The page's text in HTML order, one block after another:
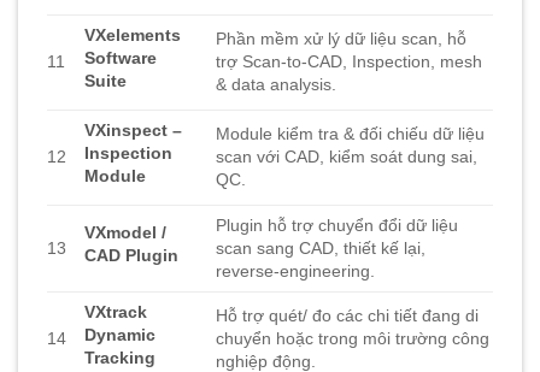
11
VXelements
Software
Suite
Phần mềm xử lý dữ liệu scan, hỗ
trợ Scan-to-CAD, Inspection, mesh
& data analysis.
12
VXinspect –
Inspection
Module
Module kiểm tra & đối chiếu dữ liệu
scan với CAD, kiểm soát dung sai,
QC.
13
VXmodel /
CAD Plugin
Plugin hỗ trợ chuyển đổi dữ liệu
scan sang CAD, thiết kế lại,
reverse-engineering.
14
VXtrack
Dynamic
Tracking
Hỗ trợ quét/ đo các chi tiết đang di
chuyển hoặc trong môi trường công
nghiệp động.